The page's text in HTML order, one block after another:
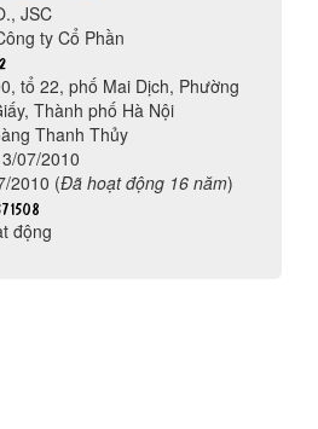
JSC
ty Cổ Phần
tổ 22, phố Mai Dịch, Phường
Thành phố Hà Nội
Thanh Thủy
07/2010
2010 (Đã hoạt động 16 năm)
động